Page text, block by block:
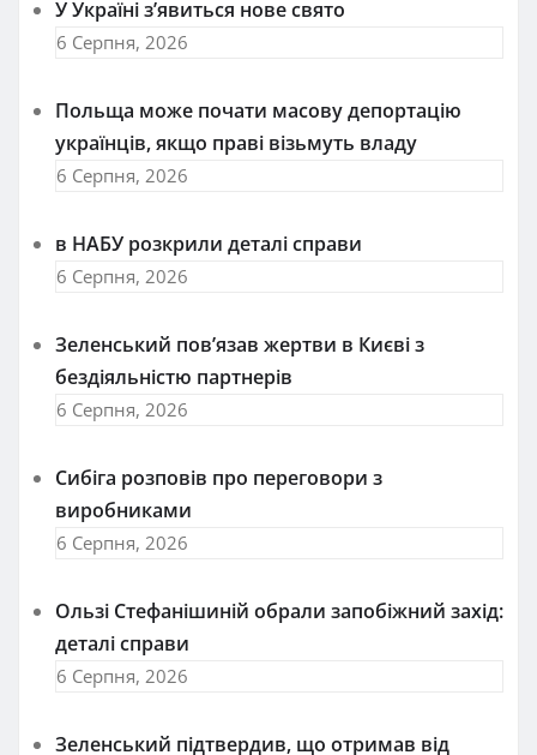
У Україні з’явиться нове свято
6 Серпня, 2026
Польща може почати масову депортацію
українців, якщо праві візьмуть владу
6 Серпня, 2026
в НАБУ розкрили деталі справи
6 Серпня, 2026
Зеленський пов’язав жертви в Києві з
бездіяльністю партнерів
6 Серпня, 2026
Сибіга розповів про переговори з
виробниками
6 Серпня, 2026
Ользі Стефанішиній обрали запобіжний захід:
деталі справи
6 Серпня, 2026
Зеленський підтвердив, що отримав від